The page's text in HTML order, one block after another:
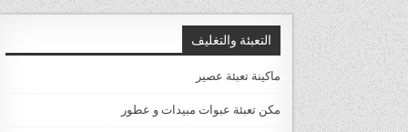
التعبئة والتغليف
ماكينة تعبئة عصير
مكن تعبئة عبوات مبيدات و عطور